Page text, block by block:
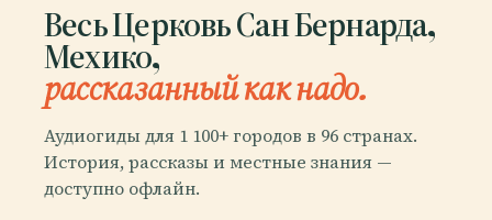
Весь Церковь Сан Бернарда,
Мехико,
рассказанный как надо.
Аудиогиды для 1 100+ городов в 96 странах.
История, рассказы и местные знания —
доступно офлайн.